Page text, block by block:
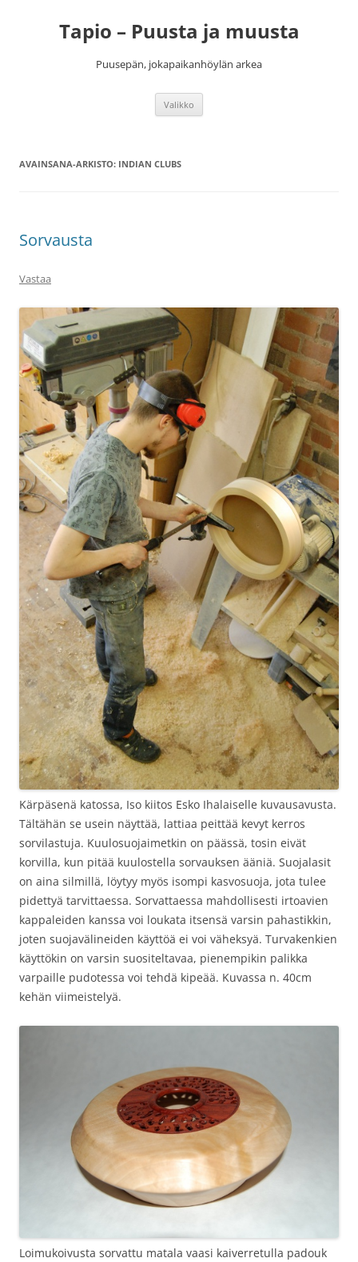
Tapio – Puusta ja muusta
Puusepän, jokapaikanhöylän arkea
Valikko
AVAINSANA-ARKISTO: INDIAN CLUBS
Sorvausta
Vastaa
Kärpäsenä katossa, Iso kiitos Esko Ihalaiselle kuvausavusta.
Tältähän se usein näyttää, lattiaa peittää kevyt kerros
sorvilastuja. Kuulosuojaimetkin on päässä, tosin eivät
korvilla, kun pitää kuulostella sorvauksen ääniä. Suojalasit
on aina silmillä, löytyy myös isompi kasvosuoja, jota tulee
pidettyä tarvittaessa. Sorvattaessa mahdollisesti irtoavien
kappaleiden kanssa voi loukata itsensä varsin pahastikkin,
joten suojavälineiden käyttöä ei voi väheksyä. Turvakenkien
käyttökin on varsin suositeltavaa, pienempikin palikka
varpaille pudotessa voi tehdä kipeää. Kuvassa n. 40cm
kehän viimeistelyä.
Loimukoivusta sorvattu matala vaasi kaiverretulla padouk